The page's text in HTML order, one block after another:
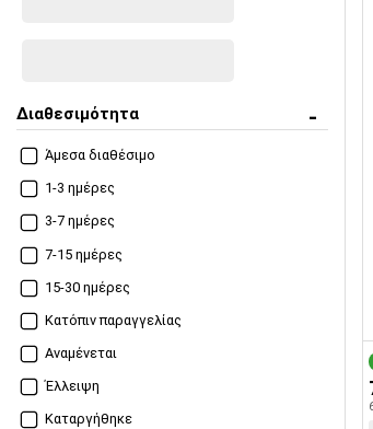
Διαθεσιμότητα
Άμεσα διαθέσιμο
1-3 ημέρες
3-7 ημέρες
7-15 ημέρες
15-30 ημέρες
Κατόπιν παραγγελίας
Αναμένεται
Έλλειψη
Καταργήθηκε